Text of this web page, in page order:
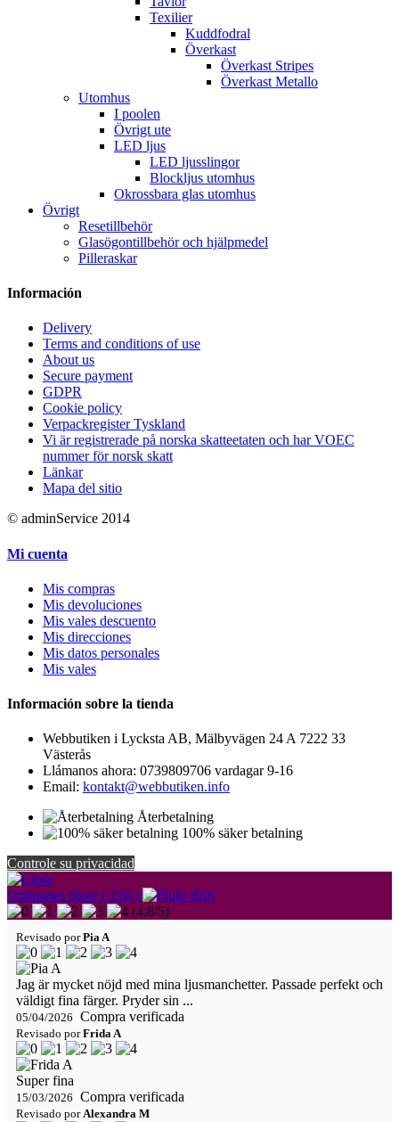
Texilier
Kuddfodral
Överkast
Överkast Stripes
Överkast Metallo
Utomhus
I poolen
Övrigt ute
LED ljus
LED ljusslingor
Blockljus utomhus
Okrossbara glas utomhus
Övrigt
Resetillbehör
Glasögontillbehör och hjälpmedel
Pilleraskar
Información
Delivery
Terms and conditions of use
About us
Secure payment
GDPR
Cookie policy
Verpackregister Tyskland
Vi är registrerade på norska skatteetaten och har VOEC
nummer för norsk skatt
Länkar
Mapa del sitio
© adminService 2014
Mi cuenta
Mis compras
Mis devoluciones
Mis vales descuento
Mis direcciones
Mis datos personales
Mis vales
Información sobre la tienda
Webbutiken i Lycksta AB, Mälbyvägen 24 A 7222 33
Västerås
Llámanos ahora: 0739809706 vardagar 9-16
Email: kontakt@webbutiken.info
Återbetalning
100% säker betalning
Controle su privacidad
Opiniones Store ( 216 )
(4,8/5)
Revisado porPia A
Jag är mycket nöjd med mina ljusmanchetter. Passade perfekt och
väldigt fina färger. Pryder sin ...
05/04/2026 Compra verificada
Revisado porFrida A
Super fina
15/03/2026 Compra verificada
Revisado porAlexandra M